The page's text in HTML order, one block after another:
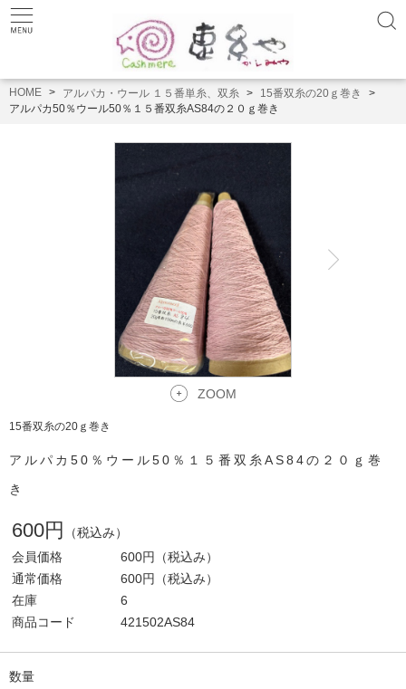
HOME アルパカ・ウール １５番単糸、双糸
15番双糸の20ｇ巻き
アルパカ50％ウール50％１５番双糸AS84の２０ｇ巻き
ZOOM
15番双糸の20ｇ巻き
アルパカ50％ウール50％１５番双糸AS84の２０ｇ巻
き
600円
（税込み）
会員価格
600円
（税込み）
通常価格
600円
（税込み）
在庫
6
商品コード
421502AS84
数量